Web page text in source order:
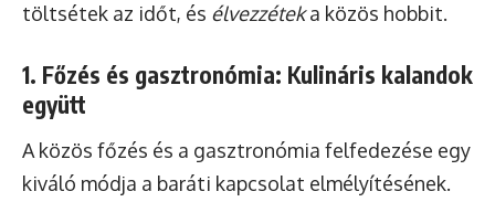
töltsétek az időt, és élvezzéteka közös hobbit.
1. Főzés és gasztronómia: Kulináris kalandok
együtt
A közös főzés és a gasztronómia felfedezése egy
kiváló módja a baráti kapcsolat elmélyítésének.